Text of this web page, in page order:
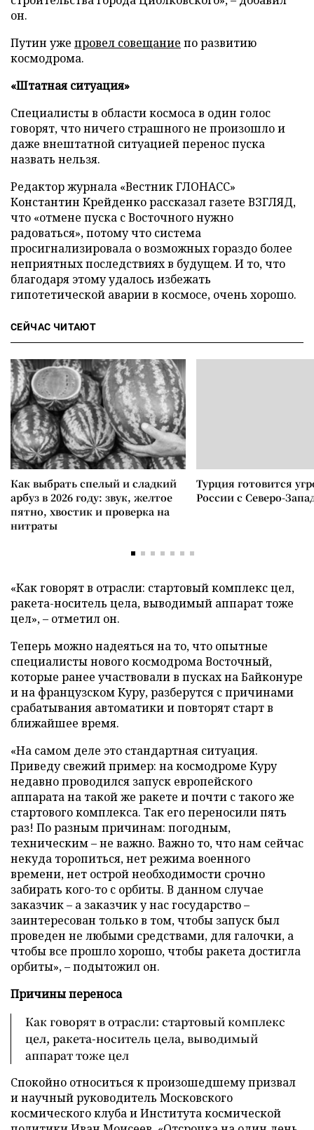
он.
Путин уже провел совещание по развитию
космодрома.
«Штатная ситуация»
Специалисты в области космоса в один голос
говорят, что ничего страшного не произошло и
даже внештатной ситуацией перенос пуска
назвать нельзя.
Редактор журнала «Вестник ГЛОНАСС»
Константин Крейденко рассказал газете ВЗГЛЯД,
что «отмене пуска с Восточного нужно
радоваться», потому что система
просигнализировала о возможных гораздо более
неприятных последствиях в будущем. И то, что
благодаря этому удалось избежать
гипотетической аварии в космосе, очень хорошо.
СЕЙЧАС ЧИТАЮТ
Как выбрать спелый и сладкий
арбуз в 2026 году: звук, желтое
пятно, хвостик и проверка на
нитраты
Турция готовится
России с Северо-
«Как говорят в отрасли: стартовый комплекс цел,
ракета-носитель цела, выводимый аппарат тоже
цел», – отметил он.
Теперь можно надеяться на то, что опытные
специалисты нового космодрома Восточный,
которые ранее участвовали в пусках на Байконуре
и на французском Куру, разберутся с причинами
срабатывания автоматики и повторят старт в
ближайшее время.
«На самом деле это стандартная ситуация.
Приведу свежий пример: на космодроме Куру
недавно проводился запуск европейского
аппарата на такой же ракете и почти с такого же
стартового комплекса. Так его переносили пять
раз! По разным причинам: погодным,
техническим – не важно. Важно то, что нам сейчас
некуда торопиться, нет режима военного
времени, нет острой необходимости срочно
забирать кого-то с орбиты. В данном случае
заказчик – а заказчик у нас государство –
заинтересован только в том, чтобы запуск был
проведен не любыми средствами, для галочки, а
чтобы все прошло хорошо, чтобы ракета достигла
орбиты», – подытожил он.
Причины переноса
Как говорят в отрасли: стартовый комплекс
цел, ракета-носитель цела, выводимый
аппарат тоже цел
Спокойно относиться к произошедшему призвал
и научный руководитель Московского
космического клуба и Института космической